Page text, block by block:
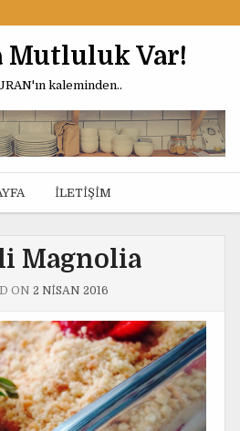
Mutluluk Var!
kaleminden..
İLETIŞIM
Magnolia
ON 2 NISAN 2016